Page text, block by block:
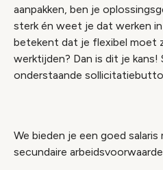
aanpakken, ben je
sterk én weet je dat werken
betekent dat je flexibel moet
werktijden? Dan is dit je kans!
onderstaande
We bieden je een goed
secundaire